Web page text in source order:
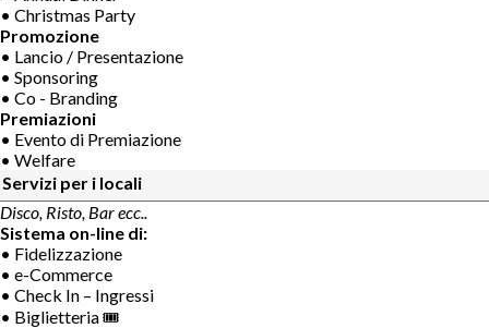
• Christmas Party
Promozione
• Lancio / Presentazione
• Sponsoring
• Co - Branding
Premiazioni
• Evento di Premiazione
• Welfare
Servizi per i locali
Disco, Risto, Bar ecc..
Sistema on-line di:
• Fidelizzazione
• e-Commerce
• Check In – Ingressi
• Biglietteria 🎟